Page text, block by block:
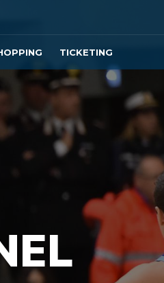
TICKETING